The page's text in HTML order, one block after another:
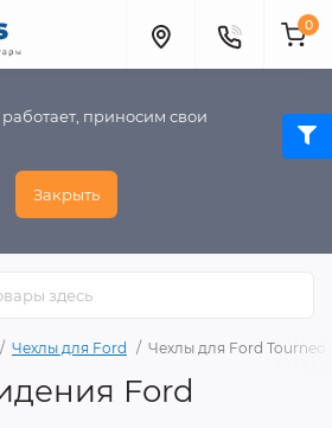
приносим свои
Закрыть
0
Чехлы для Ford Чехлы для Ford Tourneo
Ford